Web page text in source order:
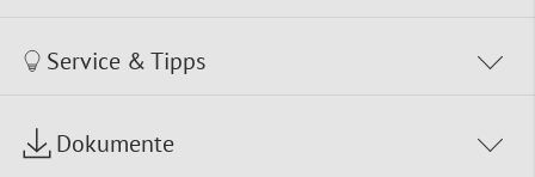
Service & Tipps
Dokumente